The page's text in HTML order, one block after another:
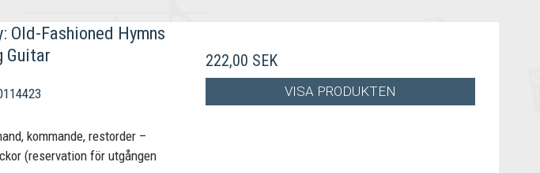
Old-Fashioned Hymns
Guitar
kommande, restorder –
(reservation för utgången
222,00 SEK
VISA PRODUKTEN